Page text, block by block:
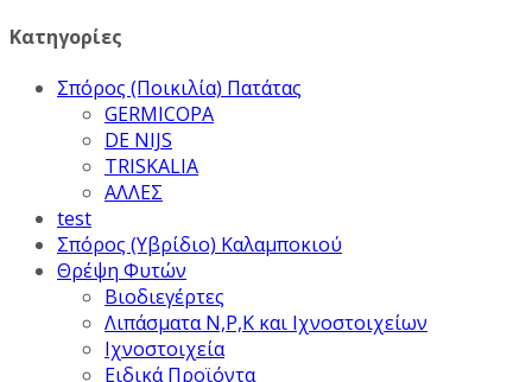
Κατηγορίες
Σπόρος (Ποικιλία) Πατάτας
GERMICOPA
DE NIJS
TRISKALIA
ΑΛΛΕΣ
test
Σπόρος (Υβρίδιο) Καλαμποκιού
Θρέψη Φυτών
Βιοδιεγέρτες
Λιπάσματα Ν,Ρ,Κ και Ιχνοστοιχείων
Ιχνοστοιχεία
Ειδικά Προϊόντα